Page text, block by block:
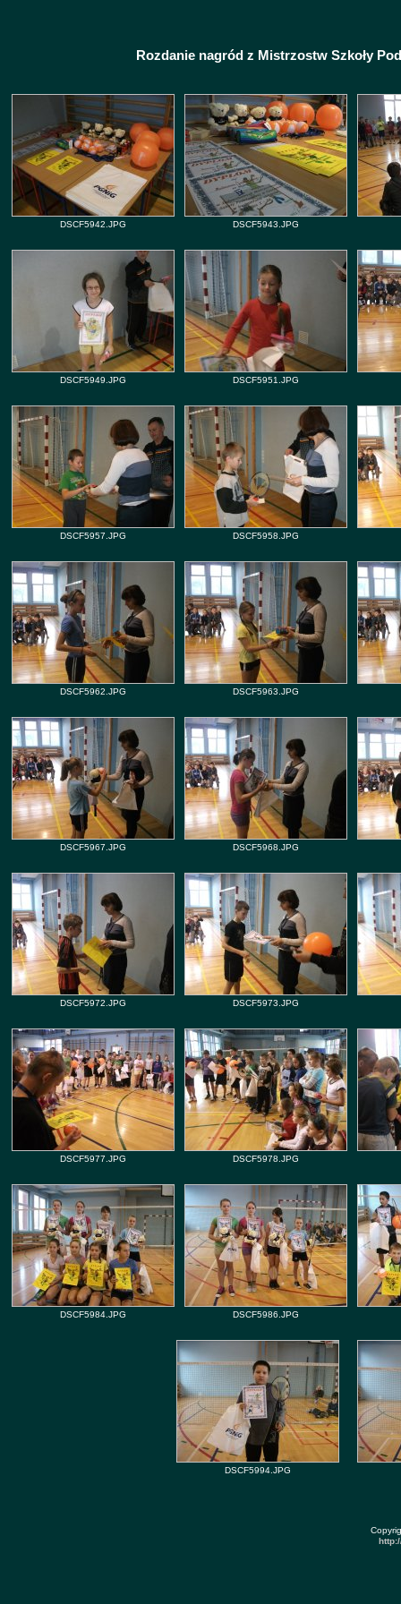
Rozdanie nagród z Mistrzostw Szkoły
DSCF5942.JPG DSCF5943.JPG
DSCF5949.JPG DSCF5951.JPG
DSCF5957.JPG DSCF5958.JPG
DSCF5962.JPG DSCF5963.JPG
DSCF5967.JPG DSCF5968.JPG
DSCF5972.JPG DSCF5973.JPG
DSCF5977.JPG DSCF5978.JPG
DSCF5984.JPG DSCF5986.JPG
DSCF5994.JPG